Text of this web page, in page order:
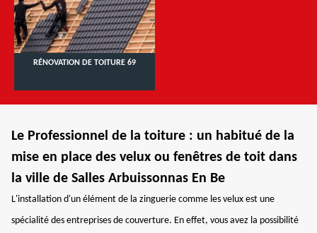
RÉNOVATION DE TOITURE 69
Le Professionnel de la toiture : un habitué de la
mise en place des velux ou fenêtres de toit dans
la ville de Salles Arbuissonnas En Be
L'installation d'un élément de la zinguerie comme les velux est une
spécialité des entreprises de couverture. En effet, vous avez la possibilité